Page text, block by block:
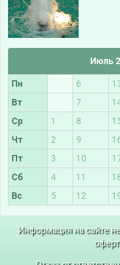
Июль
Пн 6
Вт
7
Ср
1 8
Чт
2 9
Пт
3 10
Сб
4 11
Вс
5 12
Информация на сайте